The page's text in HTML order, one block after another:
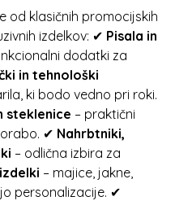
od klasičnih promocijskih
izdelkov: ✔ Pisala in
dodatki za
in tehnološki
ki bodo vedno pri roki.
steklenice – praktični
✔ Nahrbtniki,
– odlična izbira za
– majice, jakne,
personalizacije. ✔